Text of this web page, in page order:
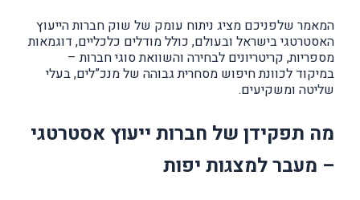
המאמר שלפניכם מציג ניתוח עומק של שוק חברות הייעוץ
האסטרטגי בישראל ובעולם, כולל מודלים כלכליים, דוגמאות
מספריות, קריטריונים לבחירה והשוואת סוגי חברות –
במיקוד לכוונת חיפוש מסחרית גבוהה של מנכ”לים, בעלי
שליטה ומשקיעים.
מה תפקידן של חברות ייעוץ אסטרטגי
– מעבר למצגות יפות